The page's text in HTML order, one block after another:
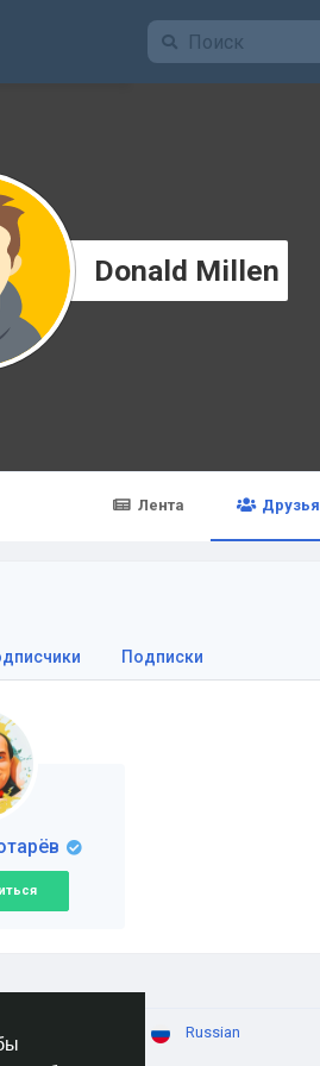
Donald Millen
Лента Друзья
Подписки
аниме сеть! Russian